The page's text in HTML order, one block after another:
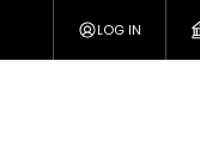
LOG IN